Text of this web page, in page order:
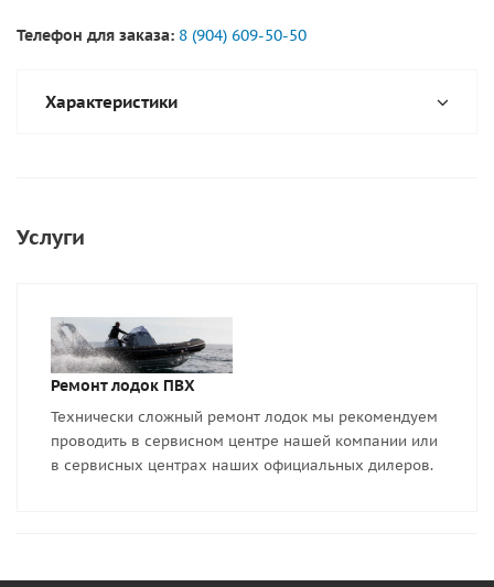
Телефон для заказа: 8 (904) 609-50-50
Характеристики
Услуги
Ремонт лодок ПВХ
Технически сложный ремонт лодок мы рекомендуем
проводить в сервисном центре нашей компании или
в сервисных центрах наших официальных дилеров.